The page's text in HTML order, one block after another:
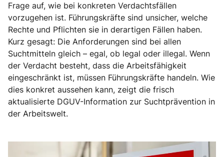
Frage auf, wie bei konkreten Verdachtsfällen
vorzugehen ist. Führungskräfte sind unsicher, welche
Rechte und Pflichten sie in derartigen Fällen haben.
Kurz gesagt: Die Anforderungen sind bei allen
Suchtmitteln gleich – egal, ob legal oder illegal. Wenn
der Verdacht besteht, dass die Arbeitsfähigkeit
eingeschränkt ist, müssen Führungskräfte handeln. Wie
dies konkret aussehen kann, zeigt die frisch
aktualisierte DGUV-Information zur Suchtprävention in
der Arbeitswelt.